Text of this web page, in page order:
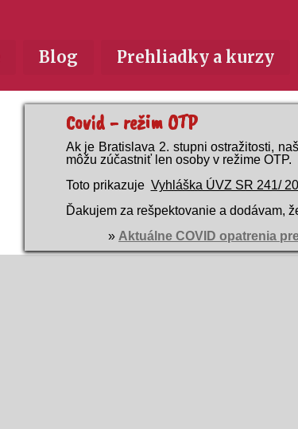
Blog Prehliadky a kurzy
Covid - režim OTP
Ak je Bratislava 2. stupni ostražitosti,
môžu zúčastniť len osoby v režime OTP.
Toto prikazuje Vyhláška ÚVZ SR 241/
Ďakujem za rešpektovanie a dodávam,
» Aktuálne COVID opatrenia